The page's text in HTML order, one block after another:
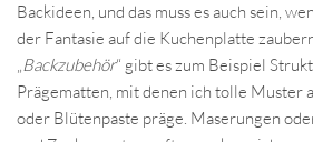
Backideen, und das muss es auch sein,
der Fantasie auf die Kuchenplatte
„Backzubehör“ gibt es zum Beispiel
Prägematten, mit denen ich tolle Muster
oder Blütenpaste präge. Maserungen